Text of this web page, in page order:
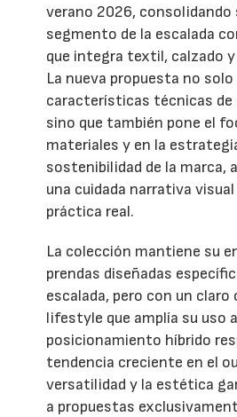
verano 2026, consolidando
segmento de la escalada
que integra textil, calzado
La nueva propuesta no
características técnicas de
sino que también pone el
materiales y en la
sostenibilidad de la marca,
una cuidada narrativa
práctica real.
La colección mantiene su
prendas diseñadas
escalada, pero con un
lifestyle que amplía su uso
posicionamiento híbrido
tendencia creciente en el
versatilidad y la estética
a propuestas